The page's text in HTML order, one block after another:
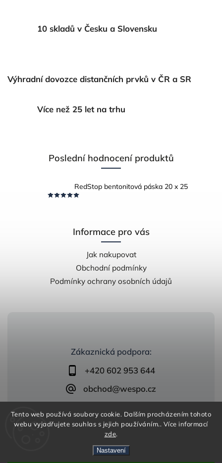
Tento web používá soubory cookie. Dalším procházením tohoto
webu vyjadřujete souhlas s jejich používáním.. Více informací
zde.
Nastavení
10 skladů v Česku a Slovensku
Výhradní dovozce distančních prvků v ČR a SR
Více než 25 let na trhu
Zákaznická podpora:
+420 602 953 644
obchod@wespo.cz
Poslední hodnocení produktů
RedStop bentonitová páska 20 x 25
Informace pro vás
Jak nakupovat
Obchodní podmínky
Podmínky ochrany osobních údajů
zelezobeton.wespo.cz